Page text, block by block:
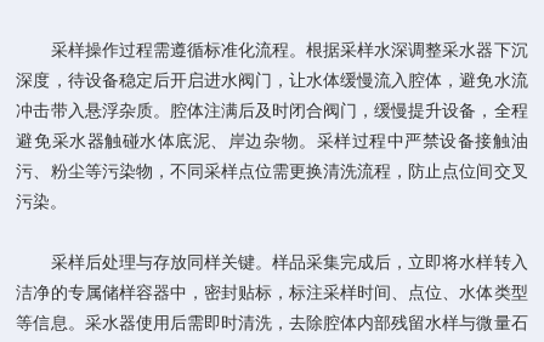
采样操作过程需遵循标准化流程。根据采样水深调整采水器下沉
深度，待设备稳定后开启进水阀门，让水体缓慢流入腔体，避免水流
冲击带入悬浮杂质。腔体注满后及时闭合阀门，缓慢提升设备，全程
避免采水器触碰水体底泥、岸边杂物。采样过程中严禁设备接触油
污、粉尘等污染物，不同采样点位需更换清洗流程，防止点位间交叉
污染。
采样后处理与存放同样关键。样品采集完成后，立即将水样转入
洁净的专属储样容器中，密封贴标，标注采样时间、点位、水体类型
等信息。采水器使用后需即时清洗，去除腔体内部残留水样与微量石